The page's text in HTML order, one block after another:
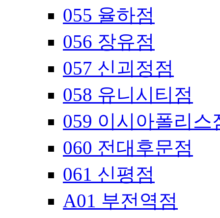
055 율하점
056 장유점
057 신괴정점
058 유니시티점
059 이시아폴리스
060 전대후문점
061 신평점
A01 부전역점